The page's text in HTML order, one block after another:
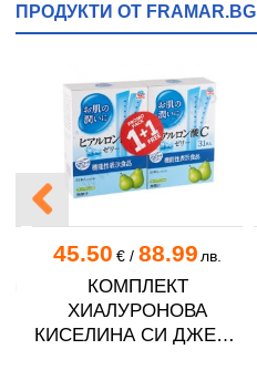
ПРОДУКТИ ОТ FRAMAR.BG
45.50 €/ 88.99 лв.
КОМПЛЕКТ
ХИАЛУРОНОВА
КИСЕЛИНА СИ ДЖЕЛИ